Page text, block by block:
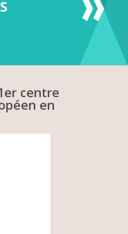
centre
en